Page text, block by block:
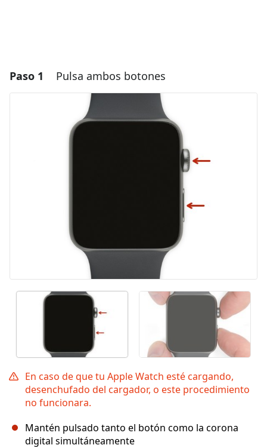
Paso 1 Pulsa ambos botones
En caso de que tu Apple Watch esté cargando,
desenchufado del cargador, o este procedimiento
no funcionara.
Mantén pulsado tanto el botón como la corona
digital simultáneamente